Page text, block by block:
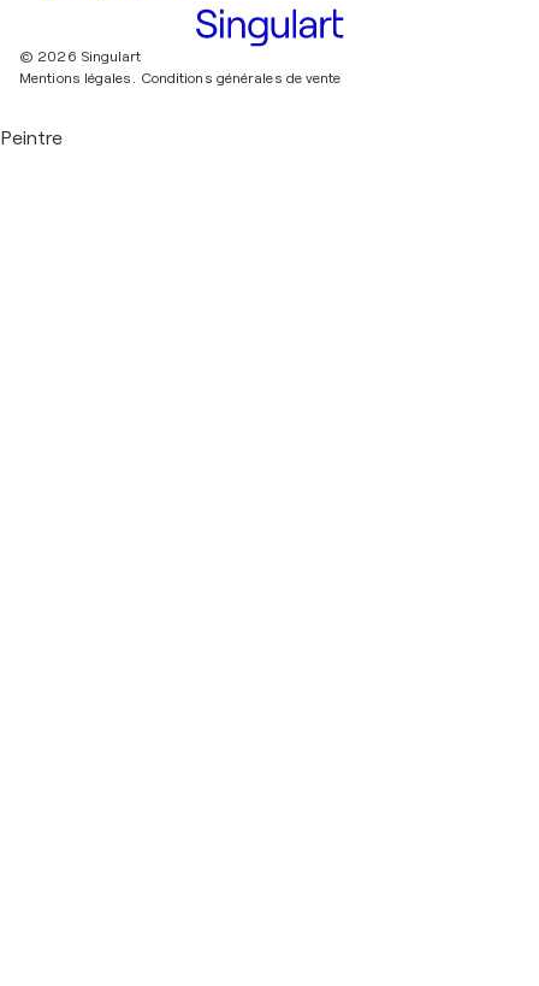
© 2026 Singulart
Mentions légales. Conditions générales de vente
Peintre